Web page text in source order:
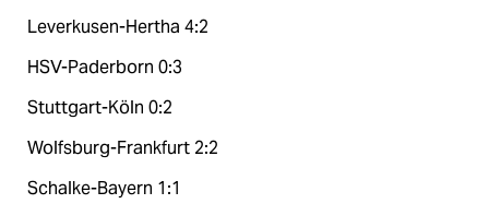
Leverkusen-Hertha 4:2
HSV-Paderborn 0:3
Stuttgart-Köln 0:2
Wolfsburg-Frankfurt 2:2
Schalke-Bayern 1:1